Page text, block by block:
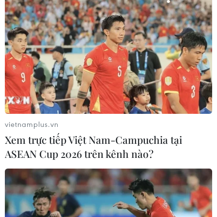
Kiểm soát rác thải từ nguồn - Giải
pháp bảo vệ kênh rạch TP Hồ Chí
Minh trong mùa mưa
07/08/2026 04:47
Miền Bắc giảm mưa từ đêm
nay, cuối tuần chuyển nắng nóng
07/08/2026 04:41
Xuất hiện áp thấp nhiệt đới trên khu
vực vịnh Bắc Bộ
07/08/2026 03:54
vietnamplus.vn
Xem trực tiếp Việt Nam-Campuchia tại
ASEAN Cup 2026 trên kênh nào?